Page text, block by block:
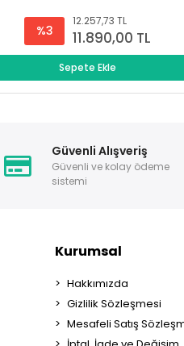
%3
12.257,73 TL
11.890,00 TL
Sepete Ekle
Güvenli Alışveriş
Güvenli ve kolay ödeme
sistemi
Kurumsal
Hakkımızda
Gizlilik Sözleşmesi
Mesafeli Satış